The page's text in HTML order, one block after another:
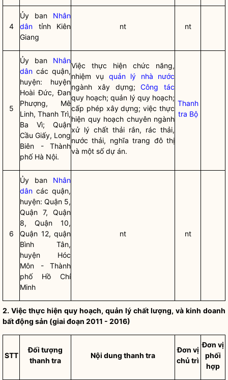
4
Ủy ban Nhân
dân tỉnh Kiên
Giang
nt nt
5
Ủy ban Nhân
dân các quận,
huyện: huyện
Hoài Đức, Đan
Phượng, Mê
Linh, Thanh Trì,
Ba Vì; Quận
Cầu Giấy, Long
Biên - Thành
phố Hà Nội.
Việc thực hiện chức năng,
nhiệm vụ quản lý nhà nước
ngành xây dựng;Công tác
quy hoạch; quản lý quy hoạch;
cấp phép xây dựng; việc thực
hiện quy hoạch chuyên ngành
xử lý chất thải rắn, rác thải,
nước thải, nghĩa trang đô thị
và một số dự án.
Thanh
tra Bộ
6
Ủy ban Nhân
dân các quận,
huyện: Quận 5,
Quận 7, Quận
8, Quận 10,
Quận 12, quận
Bình Tân,
huyện Hóc
Môn - Thành
phố Hồ Chí
Minh
nt nt
2. Việc thực hiện quy hoạch, quản lý chất lượng, và kinh doanh
bất động sản (giai đoạn 2011 - 2016)
STT
Đối tượng
thanh tra
Nội dung thanh tra
Đơn vị
chủ trì
Đơn vị
phối
hợp